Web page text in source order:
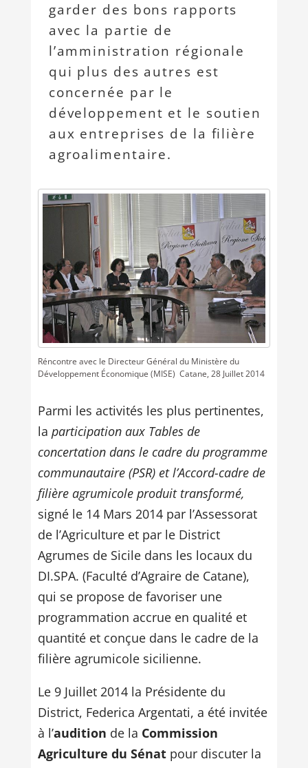
garder des bons rapports
avec la partie de
l’amministration régionale
qui plus des autres est
concernée par le
développement et le soutien
aux entreprises de la filière
agroalimentaire.
Réncontre avec le Directeur Général du Ministère du
Développement Économique (MISE)  Catane, 28 Juillet 2014
Parmi les activités les plus pertinentes,
la participation aux Tables de
concertation dans le cadre du programme
communautaire (PSR) et l’Accord-cadre de
filière agrumicole produit transformé,
signé le 14 Mars 2014 par l’Assessorat
de l’Agriculture et par le District
Agrumes de Sicile dans les locaux du
DI.SPA. (Faculté d’Agraire de Catane),
qui se propose de favoriser une
programmation accrue en qualité et
quantité et conçue dans le cadre de la
filière agrumicole sicilienne.
Le 9 Juillet 2014 la Présidente du
District, Federica Argentati, a été invitée
à l’audition de la Commission
Agriculture du Sénat pour discuter la